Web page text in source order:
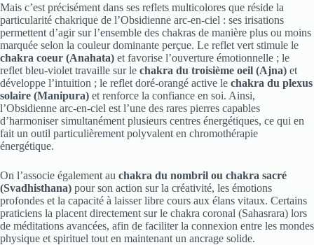
Mais c’est précisément dans ses reflets multicolores que réside la
particularité chakrique de l’Obsidienne arc-en-ciel : ses irisations
permettent d’agir sur l’ensemble des chakras de manière plus ou moins
marquée selon la couleur dominante perçue. Le reflet vert stimule le
chakra coeur (Anahata) et favorise l’ouverture émotionnelle ; le
reflet bleu-violet travaille sur le chakra du troisième oeil (Ajna) et
développe l’intuition ; le reflet doré-orangé active le chakra du plexus
solaire (Manipura) et renforce la confiance en soi. Ainsi,
l’Obsidienne arc-en-ciel est l’une des rares pierres capables
d’harmoniser simultanément plusieurs centres énergétiques, ce qui en
fait un outil particulièrement polyvalent en chromothérapie
énergétique.
On l’associe également au chakra du nombril ou chakra sacré
(Svadhisthana) pour son action sur la créativité, les émotions
profondes et la capacité à laisser libre cours aux élans vitaux. Certains
praticiens la placent directement sur le chakra coronal (Sahasrara) lors
de méditations avancées, afin de faciliter la connexion entre les mondes
physique et spirituel tout en maintenant un ancrage solide.